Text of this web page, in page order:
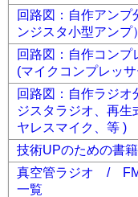
回路図：自作アン
ンジスタ小型アンプ）
回路図：自作コン
(マイクコンプレッサ
回路図：自作ラジ
ジスタラジオ、再生
ヤレスマイク、等 )
技術UPのための書籍
真空管ラジオ /
一覧